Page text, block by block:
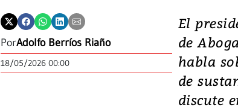
PorAdolfo Berríos Riaño
18/05/2026 00:00
El
de
habla
de
discute